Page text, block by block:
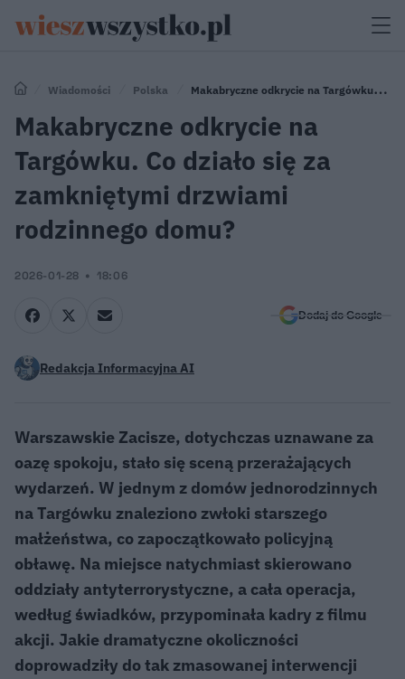
Wiadomości Polska
Makabryczne odkrycie na Targówku. Co
działo się za zamkniętymi drzwiami rodzinnego domu?
Makabryczne odkrycie na
Targówku. Co działo się za
zamkniętymi drzwiami
rodzinnego domu?
2026-01-28 18:06
Dodaj do Google
Redakcja Informacyjna AI
Warszawskie Zacisze, dotychczas uznawane za
oazę spokoju, stało się sceną przerażających
wydarzeń. W jednym z domów jednorodzinnych
na Targówku znaleziono zwłoki starszego
małżeństwa, co zapoczątkowało policyjną
obławę. Na miejsce natychmiast skierowano
oddziały antyterrorystyczne, a cała operacja,
według świadków, przypominała kadry z filmu
akcji. Jakie dramatyczne okoliczności
doprowadziły do tak zmasowanej interwencji